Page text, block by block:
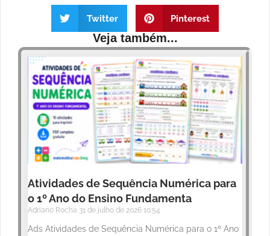
Twitter Pinterest
Veja também...
Atividades de Sequência Numérica para
o 1º Ano do Ensino Fundamenta
Adriano Rocha 31 de julho de 2026 10:54
Ads Atividades de Sequência Numérica para o 1º Ano